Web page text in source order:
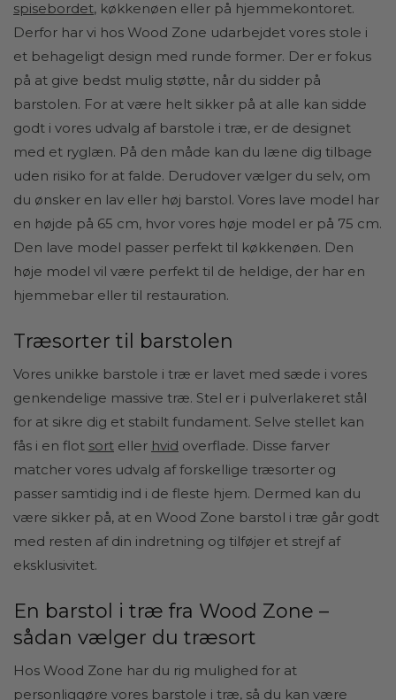
spisebordet, køkkenøen eller på hjemmekontoret.
Derfor har vi hos Wood Zone udarbejdet vores stole i
et behageligt design med runde former. Der er fokus
på at give bedst mulig støtte, når du sidder på
barstolen. For at være helt sikker på at alle kan sidde
godt i vores udvalg af barstole i træ, er de designet
med et ryglæn. På den måde kan du læne dig tilbage
uden risiko for at falde. Derudover vælger du selv, om
du ønsker en lav eller høj barstol. Vores lave model har
en højde på 65 cm, hvor vores høje model er på 75 cm.
Den lave model passer perfekt til køkkenøen. Den
høje model vil være perfekt til de heldige, der har en
hjemmebar eller til restauration.
Træsorter til barstolen
Vores unikke barstole i træ er lavet med sæde i vores
genkendelige massive træ. Stel er i pulverlakeret stål
for at sikre dig et stabilt fundament. Selve stellet kan
fås i en flot sort eller hvid overflade. Disse farver
matcher vores udvalg af forskellige træsorter og
passer samtidig ind i de fleste hjem. Dermed kan du
være sikker på, at en Wood Zone barstol i træ går godt
med resten af din indretning og tilføjer et strejf af
eksklusivitet.
En barstol i træ fra Wood Zone –
sådan vælger du træsort
Hos Wood Zone har du rig mulighed for at
personliggøre vores barstole i træ, så du kan være